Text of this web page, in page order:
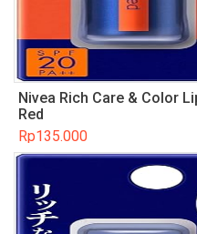
Nivea Rich Care & Color
Red
Rp135.000